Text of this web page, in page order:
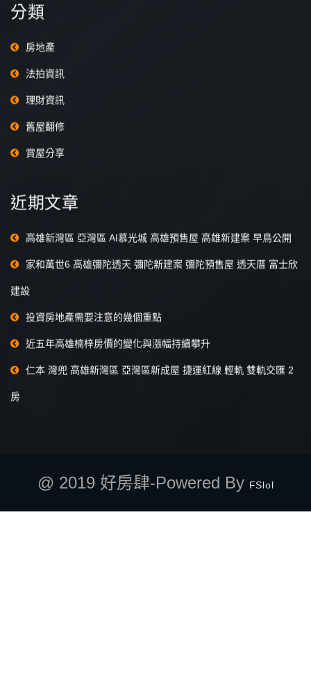
分類
房地產
法拍資訊
理財資訊
舊屋翻修
賞屋分享
近期文章
高雄新灣區 亞灣區 AI慕光城 高雄預售屋 高雄新建案 早鳥公開
家和萬世6 高雄彌陀透天 彌陀新建案 彌陀預售屋 透天厝 富士欣
建設
投資房地產需要注意的幾個重點
近五年高雄楠梓房價的變化與漲幅持續攀升
仁本 灣兜 高雄新灣區 亞灣區新成屋 捷運紅線 輕軌 雙軌交匯 2
房
@ 2019 好房肆-Powered By FSlol